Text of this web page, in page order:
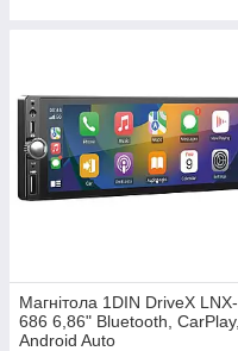
Магнітола 1DIN DriveX LNX-
686 6,86" Bluetooth, CarPlay,
Android Auto